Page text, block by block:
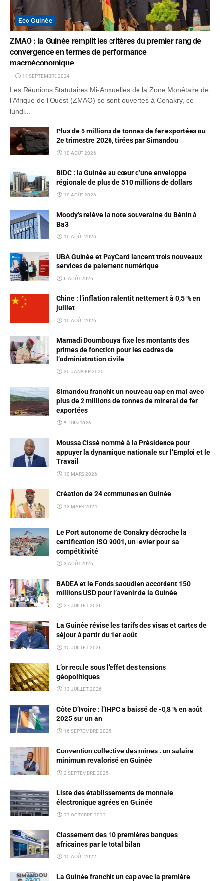
Eco Guinée
ZMAO : la Guinée remplit les critères du premier rang de
convergence en termes de performance
macroéconomique
11 SEPTEMBRE 2024
Les Réunions Statutaires Mi-Annuelles de la Zone Monétaire de
l’Afrique de l’Ouest (ZMAO) se sont ouvertes à Conakry, ce
lundi...
Plus de 6 millions de tonnes de fer exportées au
2e trimestre 2026, tirées par Simandou
10 AOÛT 2026
BIDC : la Guinée au cœur d’une enveloppe
régionale de plus de 510 millions de dollars
10 AOÛT 2026
Moody’s relève la note souveraine du Bénin à
Ba3
10 AOÛT 2026
UBA Guinée et PayCard lancent trois nouveaux
services de paiement numérique
6 AOÛT 2026
Chine : l’inflation ralentit nettement à 0,5 % en
juillet
10 AOÛT 2026
Mamadi Doumbouya fixe les montants des
primes de fonction pour les cadres de
l’administration civile
30 JANVIER 2025
Simandou franchit un nouveau cap en mai avec
plus de 2 millions de tonnes de minerai de fer
exportées
5 JUIN 2026
Moussa Cissé nommé à la Présidence pour
appuyer la dynamique nationale sur l’Emploi et le
Travail
10 MARS 2026
Création de 24 communes en Guinée
13 MARS 2024
Le Port autonome de Conakry décroche la
certification ISO 9001, un levier pour sa
compétitivité
3 AOÛT 2026
BADEA et le Fonds saoudien accordent 150
millions USD pour l’avenir de la Guinée
27 JUILLET 2026
La Guinée révise les tarifs des visas et cartes de
séjour à partir du 1er août
15 JUILLET 2026
L’or recule sous l’effet des tensions
géopolitiques
13 JUILLET 2026
Côte D’Ivoire : l’IHPC a baissé de -0,8 % en août
2025 sur un an
16 SEPTEMBRE 2025
Convention collective des mines : un salaire
minimum revalorisé en Guinée
2 SEPTEMBRE 2025
Liste des établissements de monnaie
électronique agrées en Guinée
22 OCTOBRE 2022
Classement des 10 premières banques
africaines par le total bilan
15 AOÛT 2022
La Guinée franchit un cap avec la première